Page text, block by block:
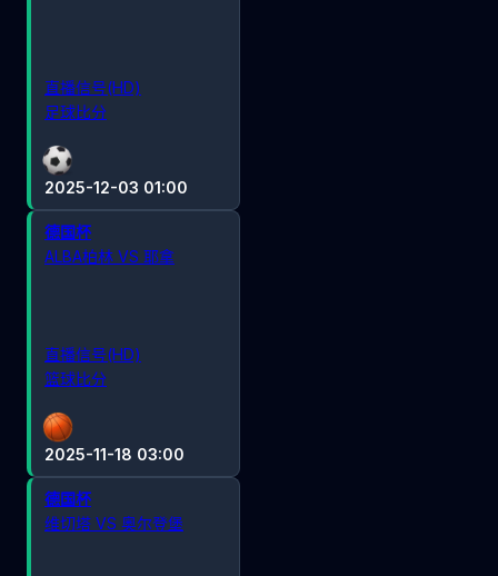
2025-12-03 01:00
直播信号(HD)
足球比分
2025-11-18 03:00
德国杯
ALBA柏林 VS 耶拿
直播信号(HD)
篮球比分
德国杯
维切塔 VS 奥尔登堡